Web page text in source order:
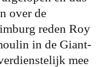
over de
reden Roy
in de Giant-
mee